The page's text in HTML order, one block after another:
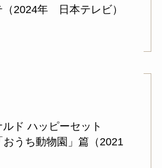
（2024年 日本テレビ）
ルド ハッピーセット
おうち動物園」篇（2021